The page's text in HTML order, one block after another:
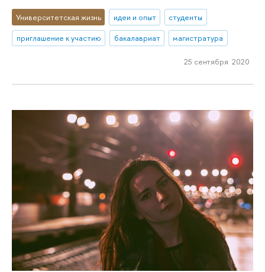
Университетская жизнь идеи и опыт
студенты
приглашение к участию
бакалавриат магистратура
25 сентября 2020